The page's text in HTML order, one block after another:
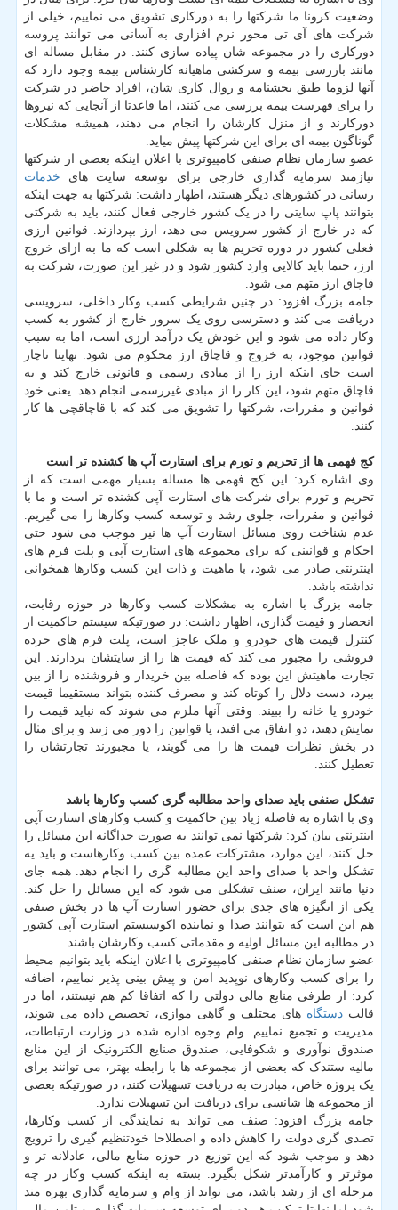
وضعیت کرونا ما شرکتها را به دورکاری تشویق می نماییم، خیلی از
شرکت های آی تی محور نرم افزاری به آسانی می توانند پروسه
دورکاری را در مجموعه شان پیاده سازی کنند. در مقابل مساله ای
مانند بازرسی بیمه و سرکشی ماهیانه کارشناس بیمه وجود دارد که
آنها لزوما طبق بخشنامه و روال کاری شان، افراد حاضر در شرکت
را برای فهرست بیمه بررسی می کنند، اما قاعدتا از آنجایی که نیروها
دورکارند و از منزل کارشان را انجام می دهند، همیشه مشکلات
گوناگون بیمه ای برای این شرکتها پیش میاید.
عضو سازمان نظام صنفی کامپیوتری با اعلان اینکه بعضی از شرکتها
نیازمند سرمایه گذاری خارجی برای توسعه سایت های خدمات
رسانی در کشورهای دیگر هستند، اظهار داشت: شرکتها به جهت اینکه
بتوانند پاپ سایتی را در یک کشور خارجی فعال کنند، باید به شرکتی
که در خارج از کشور سرویس می دهد، ارز بپردازند. قوانین ارزی
فعلی کشور در دوره تحریم ها به شکلی است که ما به ازای خروج
ارز، حتما باید کالایی وارد کشور شود و در غیر این صورت، شرکت به
قاچاق ارز متهم می شود.
جامه بزرگ افزود: در چنین شرایطی کسب وکار داخلی، سرویسی
دریافت می کند و دسترسی روی یک سرور خارج از کشور به کسب
وکار داده می شود و این خودش یک درآمد ارزی است، اما به سبب
قوانین موجود، به خروج و قاچاق ارز محکوم می شود. نهایتا ناچار
است جای اینکه ارز را از مبادی رسمی و قانونی خارج کند و به
قاچاق متهم شود، این کار را از مبادی غیررسمی انجام دهد. یعنی خود
قوانین و مقررات، شرکتها را تشویق می کند که با قاچاقچی ها کار
کنند.
کج فهمی ها از تحریم و تورم برای استارت آپ ها کشنده تر است
وی اشاره کرد: این کج فهمی ها مساله بسیار مهمی است که از
تحریم و تورم برای شرکت های استارت آپی کشنده تر است و ما با
قوانین و مقررات، جلوی رشد و توسعه کسب وکارها را می گیریم.
عدم شناخت روی مسائل استارت آپ ها نیز موجب می شود حتی
احکام و قوانینی که برای مجموعه های استارت آپی و پلت فرم های
اینترنتی صادر می شود، با ماهیت و ذات این کسب وکارها همخوانی
نداشته باشد.
جامه بزرگ با اشاره به مشکلات کسب وکارها در حوزه رقابت،
انحصار و قیمت گذاری، اظهار داشت: در صورتیکه سیستم حاکمیت از
کنترل قیمت های خودرو و ملک عاجز است، پلت فرم های خرده
فروشی را مجبور می کند که قیمت ها را از سایتشان بردارند. این
تجارت ماهیتش این بوده که فاصله بین خریدار و فروشنده را از بین
ببرد، دست دلال را کوتاه کند و مصرف کننده بتواند مستقیما قیمت
خودرو یا خانه را ببیند. وقتی آنها ملزم می شوند که نباید قیمت را
نمایش دهند، دو اتفاق می افتد، یا قوانین را دور می زنند و برای مثال
در بخش نظرات قیمت ها را می گویند، یا مجبورند تجارتشان را
تعطیل کنند.
تشکل صنفی باید صدای واحد مطالبه گری کسب وکارها باشد
وی با اشاره به فاصله زیاد بین حاکمیت و کسب وکارهای استارت آپی
اینترنتی بیان کرد: شرکتها نمی توانند به صورت جداگانه این مسائل را
حل کنند، این موارد، مشترکات عمده بین کسب وکارهاست و باید یه
تشکل واحد با صدای واحد این مطالبه گری را انجام دهد. همه جای
دنیا مانند ایران، صنف تشکلی می شود که این مسائل را حل کند.
یکی از انگیزه های جدی برای حضور استارت آپ ها در بخش صنفی
هم این است که بتوانند صدا و نماینده اکوسیستم استارت آپی کشور
در مطالبه این مسائل اولیه و مقدماتی کسب وکارشان باشند.
عضو سازمان نظام صنفی کامپیوتری با اعلان اینکه باید بتوانیم محیط
را برای کسب وکارهای نوپدید امن و پیش بینی پذیر نماییم، اضافه
کرد: از طرفی منابع مالی دولتی را که اتفاقا کم هم نیستند، اما در
قالب دستگاه های مختلف و گاهی موازی، تخصیص داده می شوند،
مدیریت و تجمیع نماییم. وام وجوه اداره شده در وزارت ارتباطات،
صندوق نوآوری و شکوفایی، صندوق صنایع الکترونیک از این منابع
مالیه ستندک که بعضی از مجموعه ها با رابطه بهتر، می توانند برای
یک پروژه خاص، مبادرت به دریافت تسهیلات کنند، در صورتیکه بعضی
از مجموعه ها شانسی برای دریافت این تسهیلات ندارد.
جامه بزرگ افزود: صنف می تواند به نمایندگی از کسب وکارها،
تصدی گری دولت را کاهش داده و اصطلاحا خودتنظیم گیری را ترویج
دهد و موجب شود که این توزیع در حوزه منابع مالی، عادلانه تر و
موثرتر و کارآمدتر شکل بگیرد. بسته به اینکه کسب وکار در چه
مرحله ای از رشد باشد، می تواند از وام و سرمایه گذاری بهره مند